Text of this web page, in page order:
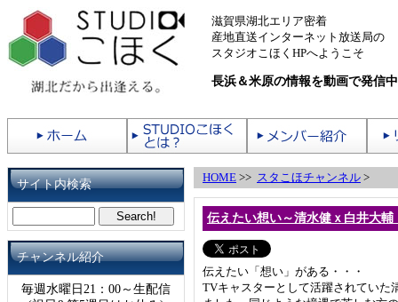
滋賀県湖北エリア密着
産地直送インターネット放送局の
スタジオこほくHPへようこそ
長浜＆米原の情報を動画で発信中
サイト内検索
チャンネル紹介
毎週水曜日21：00～生配信
HOME >> スタこほチャンネル >
伝えたい想い～清水健ｘ白井大
伝えたい「想い」がある・・・
TVキャスターとして活躍されていた